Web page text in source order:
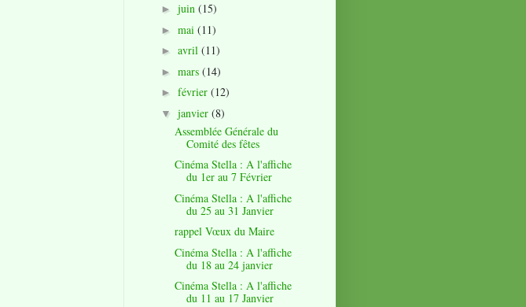
► juin (15)
► mai (11)
► avril (11)
► mars (14)
► février (12)
▼ janvier (8)
Assemblée Générale du
Comité des fêtes
Cinéma Stella : A l'affiche
du 1er au 7 Février
Cinéma Stella : A l'affiche
du 25 au 31 Janvier
rappel Vœux du Maire
Cinéma Stella : A l'affiche
du 18 au 24 janvier
Cinéma Stella : A l'affiche
du 11 au 17 Janvier